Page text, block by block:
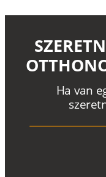
Ha van e
szeret